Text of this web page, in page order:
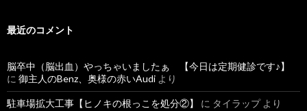
最近のコメント
脳卒中（脳出血）やっちゃいましたぁ 【今日は定期健診です♪】
に 御主人のBenz、奥様の赤いAudi より
駐車場拡大工事【ヒノキの根っこを処分②】 に タイラップより